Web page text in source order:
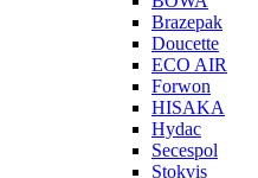
Brazepak
Doucette
ECO AIR
Forwon
HISAKA
Hydac
Secespol
Stokvis